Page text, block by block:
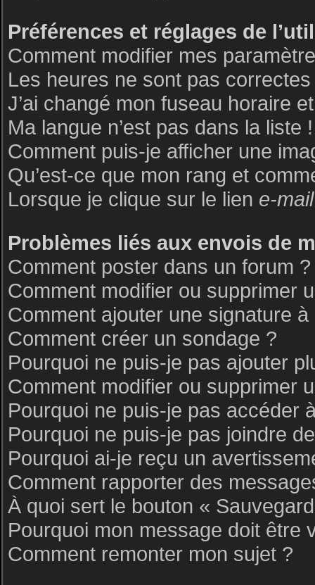
Préférences et réglages de
Comment modifier mes
Les heures ne sont pas correctes
J’ai changé mon fuseau horaire
Ma langue n’est pas dans la liste !
Comment puis-je afficher une
Qu’est-ce que mon rang et
Lorsque je clique sur le lien e-mail
Problèmes liés aux envois de
Comment poster dans un forum ?
Comment modifier ou supprimer
Comment ajouter une signature
Comment créer un sondage ?
Pourquoi ne puis-je pas ajouter
Comment modifier ou supprimer
Pourquoi ne puis-je pas accéder
Pourquoi ne puis-je pas joindre
Pourquoi ai-je reçu un
Comment rapporter des
À quoi sert le bouton «
Pourquoi mon message doit être
Comment remonter mon sujet ?